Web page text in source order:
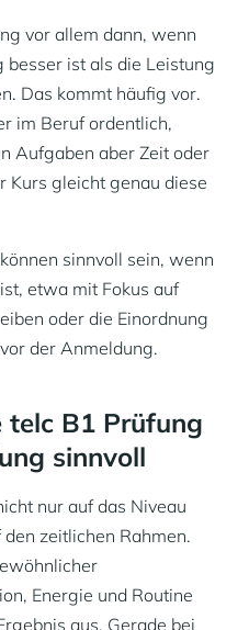
vor allem dann, wenn
ist als die Leistung
Das kommt häufig vor.
im Beruf ordentlich,
Aufgaben aber Zeit oder
Kurs gleicht genau diese
sinnvoll sein, wenn
etwa mit Fokus auf
oder die Einordnung
der Anmeldung.
telc B1 Prüfung
sinnvoll
nur auf das Niveau
zeitlichen Rahmen.
Energie und Routine
aus. Gerade bei